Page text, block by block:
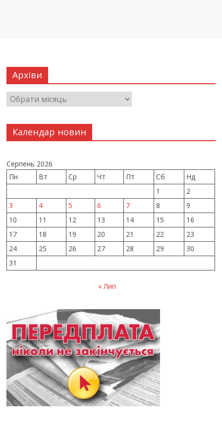
Архіви
Календар новин
Серпень 2026
Пн
Вт Ср Чт Пт Сб
Нд
1
2
3
4 5 6 7 8
9
10
11 12 13 14 15
16
17
18 19 20 21 22
23
24
25 26 27 28 29
30
31
« Лип